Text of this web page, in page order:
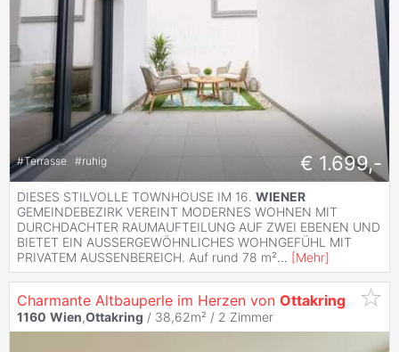
#Terrasse #ruhig € 1.699,-
DIESES STILVOLLE TOWNHOUSE IM 16. WIENER
GEMEINDEBEZIRK VEREINT MODERNES WOHNEN MIT
DURCHDACHTER RAUMAUFTEILUNG AUF ZWEI EBENEN UND
BIETET EIN AUSSERGEWÖHNLICHES WOHNGEFÜHL MIT
PRIVATEM AUSSENBEREICH. Auf rund 78 m²... [Mehr]
Charmante Altbauperle im Herzen von Ottakring
1160 Wien,Ottakring / 38,62m² / 2 Zimmer